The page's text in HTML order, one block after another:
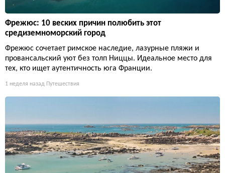
Фрежюс: 10 веских причин полюбить этот
средиземноморский город
Фрежюс сочетает римское наследие, лазурные пляжи и
провансальский уют без толп Ниццы. Идеальное место для
тех, кто ищет аутентичность юга Франции.
1 неделя назад Путешествия